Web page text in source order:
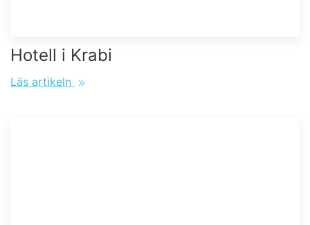
Hotell i Krabi
Läs artikeln